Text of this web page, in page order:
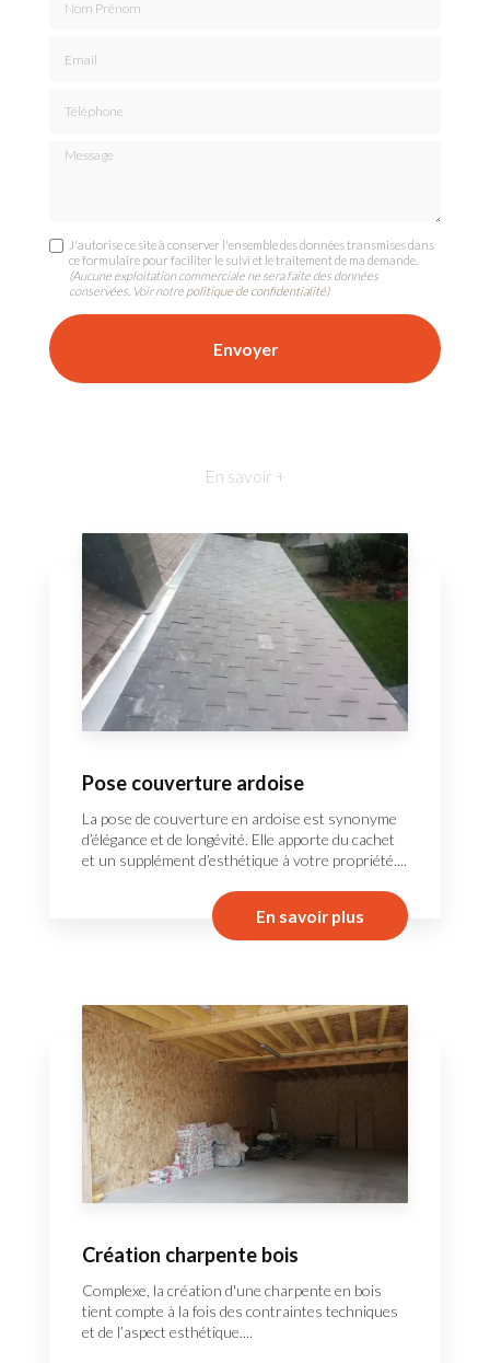
Message
J'autorise ce site à conserver l'ensemble des données transmises dans
ce formulaire pour faciliter le suivi et le traitement de ma demande.
(Aucune exploitation commerciale ne sera faite des données
conservées. Voir notre politique de confidentialité)
En savoir +
Pose couverture ardoise
La pose de couverture en ardoise est synonyme
d’élégance et de longévité. Elle apporte du cachet
et un supplément d’esthétique à votre propriété....
En savoir plus
Création charpente bois
Complexe, la création d'une charpente en bois
tient compte à la fois des contraintes techniques
et de l’aspect esthétique....